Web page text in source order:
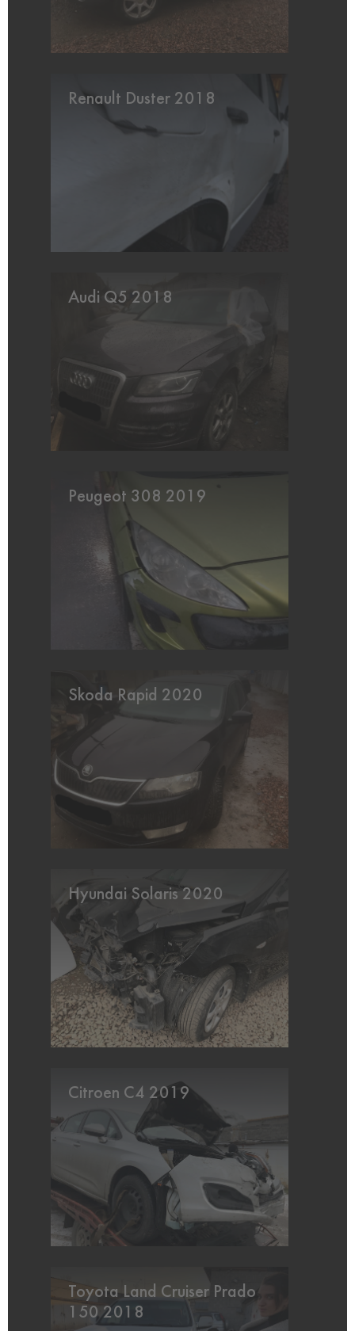
Renault Duster 2018
Audi Q5 2018
Peugeot 308 2019
Skoda Rapid 2020
Hyundai Solaris 2020
Citroen C4 2019
Toyota Land Cruiser Prado
150 2018